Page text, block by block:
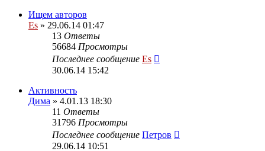
Ищем авторов
Es » 29.06.14 01:47
13 Ответы
56684 Просмотры
Последнее сообщение Es
30.06.14 15:42
Активность
Дима » 4.01.13 18:30
11 Ответы
31796 Просмотры
Последнее сообщение Петров
29.06.14 10:51